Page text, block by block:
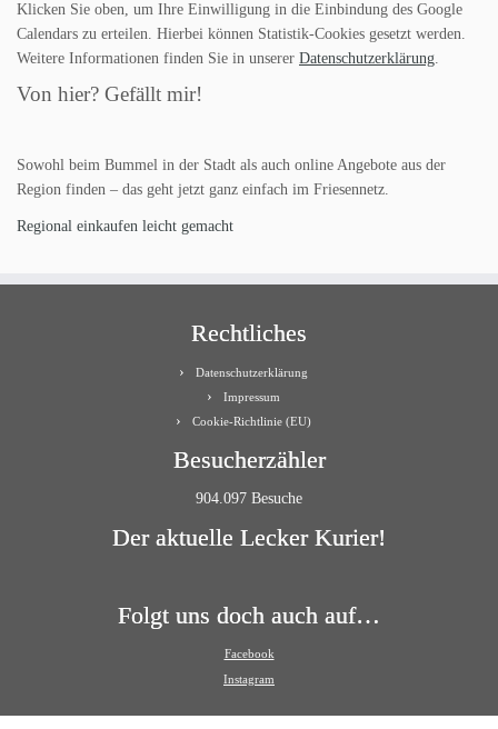
Klicken Sie oben, um Ihre Einwilligung in die Einbindung des Google
Calendars zu erteilen. Hierbei können Statistik-Cookies gesetzt werden.
Weitere Informationen finden Sie in unserer Datenschutzerklärung.
Von hier? Gefällt mir!
Sowohl beim Bummel in der Stadt als auch online Angebote aus der
Region finden – das geht jetzt ganz einfach im Friesennetz.
Regional einkaufen leicht gemacht
Rechtliches
Datenschutzerklärung
Impressum
Cookie-Richtlinie (EU)
Besucherzähler
904.097 Besuche
Der aktuelle Lecker Kurier!
Folgt uns doch auch auf…
Facebook
Instagram